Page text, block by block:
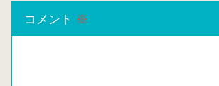
コメント ※